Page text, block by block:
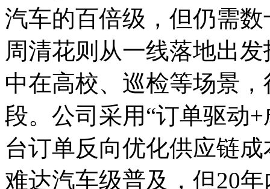
汽车的百倍级，但仍需
周清花则从一线落地出
中在高校、巡检等场景
段。公司采用“订单驱动
台订单反向优化供应链
难达汽车级普及，但20